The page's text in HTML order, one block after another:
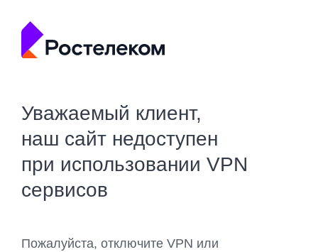
Уважаемый клиент,
наш сайт недоступен
при использовании VPN
сервисов
Пожалуйста, отключите VPN или